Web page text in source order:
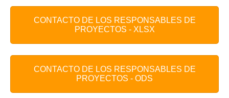
CONTACTO DE LOS RESPONSABLES DE
PROYECTOS - XLSX
CONTACTO DE LOS RESPONSABLES DE
PROYECTOS - ODS